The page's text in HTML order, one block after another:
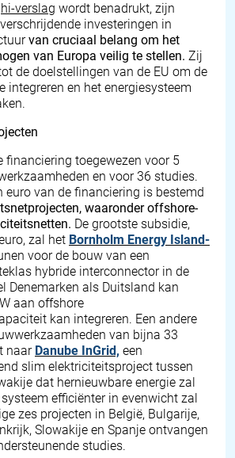
verslag wordt benadrukt, zijn
investeringen in
van cruciaal belang om het
van Europa veilig te stellen. Zij
de doelstellingen van de EU om de
integreren en het energiesysteem
financiering toegewezen voor 5
en voor 36 studies.
euro van de financiering is bestemd
waaronder offshore-
De grootste subsidie,
zal het Bornholm Energy Island-
voor de bouw van een
hybride interconnector in de
Denemarken als Duitsland kan
aan offshore
kan integreren. Een andere
van bijna 33
naar Danube InGrid, een
slim elektriciteitsproject tussen
dat hernieuwbare energie zal
efficiënter in evenwicht zal
zes projecten in België, Bulgarije,
Slowakije en Spanje ontvangen
studies.